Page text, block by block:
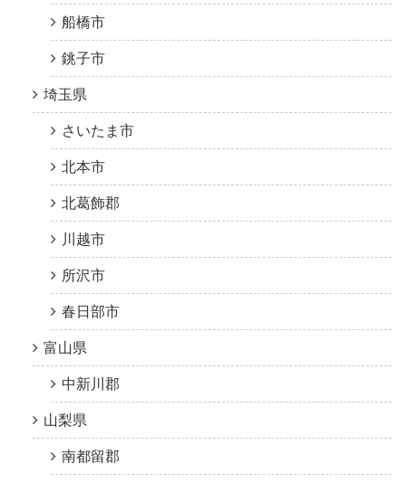
船橋市
銚子市
埼玉県
さいたま市
北本市
北葛飾郡
川越市
所沢市
春日部市
富山県
中新川郡
山梨県
南都留郡